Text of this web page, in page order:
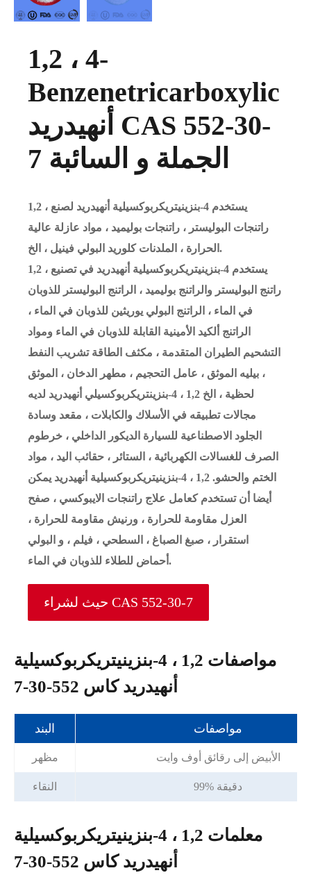
1,2 ، 4-
Benzenetricarboxylic
أنهيدريد CAS 552-30-
7 الجملة و السائبة
1,2 ، يستخدم 4-بنزينيتريكربوكسيلية أنهيدريد لصنع
راتنجات البوليستر ، راتنجات بوليميد ، مواد عازلة عالية
الحرارة ، الملدنات كلوريد البولي فينيل ، الخ.
1,2 ، يستخدم 4-بنزينيتريكربوكسيلية أنهيدريد في تصنيع
راتنج البوليستر والراتنج بوليميد ، الراتنج البوليستر للذوبان
في الماء ، الراتنج البولي يوريثين للذوبان في الماء ،
الراتنج ألكيد الأمينية القابلة للذوبان في الماء ومواد
التشحيم الطيران المتقدمة ، مكثف الطاقة تشريب النفط
، بيليه الموثق ، عامل التحجيم ، مطهر الدخان ، الموثق
لحظية ، الخ 1,2 ، 4-بنزينتريكربوكسيلي أنهيدريد لديه
مجالات تطبيقه في الأسلاك والكابلات ، مقعد وسادة
الجلود الاصطناعية للسيارة الديكور الداخلي ، خرطوم
الصرف للغسالات الكهربائية ، الستائر ، حقائب اليد ، مواد
الختم والحشو. 1,2 ، 4-بنزينيتريكربوكسيلية أنهيدريد يمكن
أيضا أن تستخدم كعامل علاج راتنجات الايبوكسي ، صفح
العزل مقاومة للحرارة ، ورنيش مقاومة للحرارة ،
استقرار ، صبغ الصباغ ، السطحي ، فيلم ، و البولي
أحماض للطلاء للذوبان في الماء.
حيث لشراء CAS 552-30-7
مواصفات 1,2 ، 4-بنزينيتريكربوكسيلية
أنهيدريد كاس 552-30-7
البند مواصفات
مظهر الأبيض إلى رقائق أوف وايت
النقاء 99% دقيقة
معلمات 1,2 ، 4-بنزينيتريكربوكسيلية
أنهيدريد كاس 552-30-7